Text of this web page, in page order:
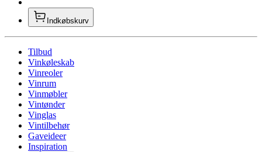
Indkøbskurv
Tilbud
Vinkøleskab
Vinreoler
Vinrum
Vinmøbler
Vintønder
Vinglas
Vintilbehør
Gaveideer
Inspiration